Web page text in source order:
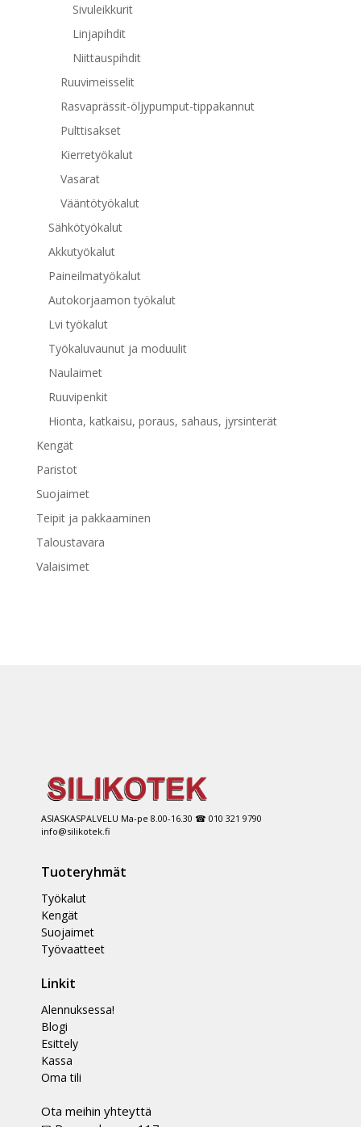
Sivuleikkurit
Linjapihdit
Niittauspihdit
Ruuvimeisselit
Rasvaprässit-öljypumput-tippakannut
Pulttisakset
Kierretyökalut
Vasarat
Vääntötyökalut
Sähkötyökalut
Akkutyökalut
Paineilmatyökalut
Autokorjaamon työkalut
Lvi työkalut
Työkaluvaunut ja moduulit
Naulaimet
Ruuvipenkit
Hionta, katkaisu, poraus, sahaus, jyrsinterät
Kengät
Paristot
Suojaimet
Teipit ja pakkaaminen
Taloustavara
Valaisimet
ASIASKASPALVELU Ma-pe 8.00-16.30 ☎ 010 321 9790
info@silikotek.fi
Tuoteryhmät
Työkalut
Kengät
Suojaimet
Työvaatteet
Linkit
Alennuksessa!
Blogi
Esittely
Kassa
Oma tili
Ota meihin yhteyttä